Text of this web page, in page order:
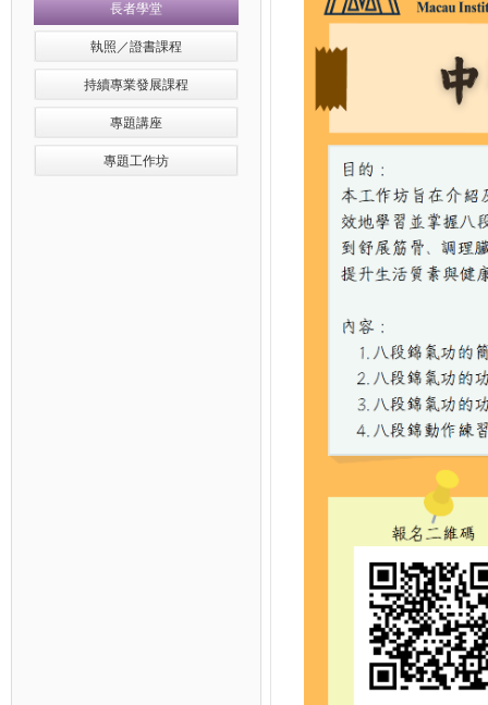
長者學堂
執照／證書課程
持續專業發展課程
專題講座
專題工作坊